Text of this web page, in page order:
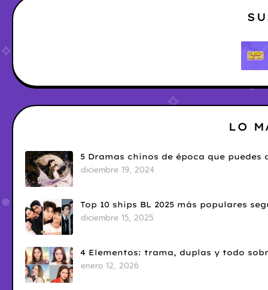
LO
5 Dramas chinos de época que
diciembre 19, 2024
Top 10 ships BL 2025 más populares
diciembre 15, 2025
4 Elementos: trama, duplas y todo
enero 12, 2026